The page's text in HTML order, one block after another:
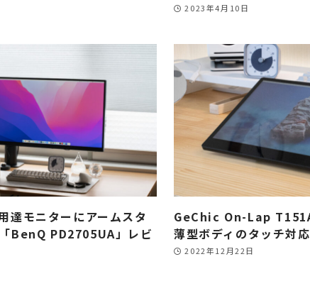
2023年4月10日
達モニターにアームスタ
BenQ PD2705UA」レビ
GeChic On-Lap
薄型ボディのタッチ対
2022年12月22日